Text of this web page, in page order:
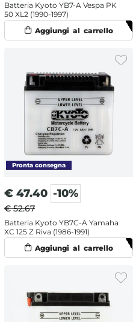
Batteria Kyoto YB7-A Vespa PK
50 XL2 (1990-1997)
€ 47.40 -10%
€ 52.67
Batteria Kyoto YB7C-A Yamaha
XC 125 Z Riva (1986-1991)